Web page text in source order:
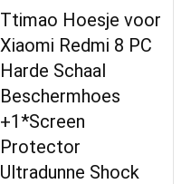
Ttimao Hoesje voor
Xiaomi Redmi 8 PC
Harde Schaal
Beschermhoes
+1*Screen
Protector
Ultradunne Shock